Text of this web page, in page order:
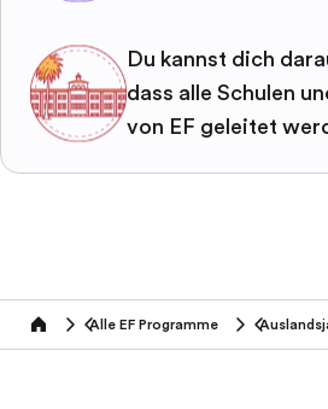
Du kannst dich
dass alle Schulen
von EF geleitet
home Alle EF Programme